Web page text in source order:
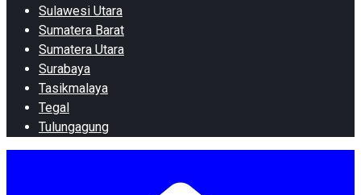
Sulawesi Utara
Sumatera Barat
Sumatera Utara
Surabaya
Tasikmalaya
Tegal
Tulungagung